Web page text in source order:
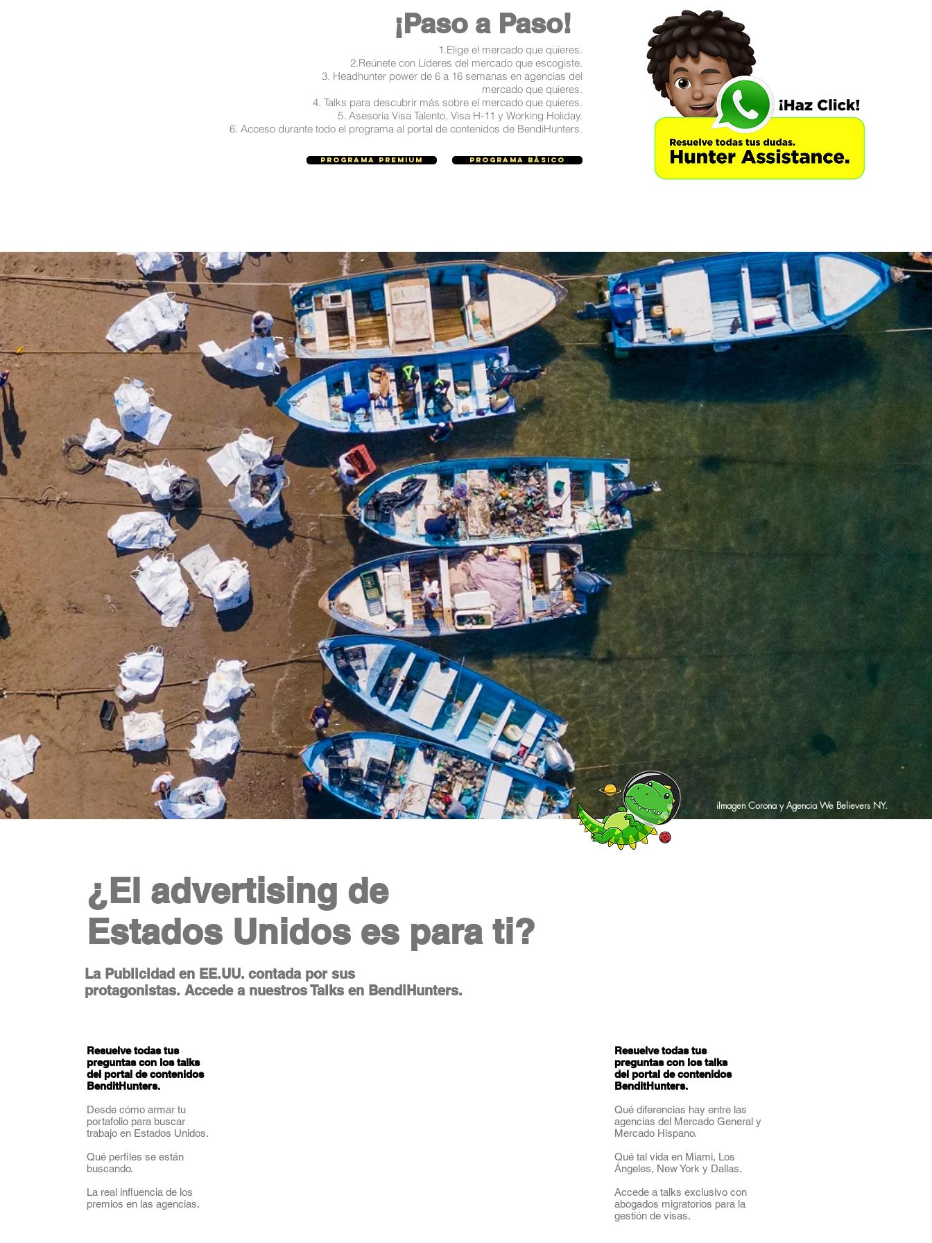
¡​Paso a Paso!
1.Elige el mercado que quieres.
2.Reúnete con Líderes del mercado que escogiste​.
3. Headhunter power de 6 a 16 semanas en agencias del
mercado que quieres.
4. Talks para descubrir más sobre el mercado que quieres.
5. Asesoría Visa Talento, Visa H-11 y Working Holiday.
6. Acceso durante todo el programa al portal de contenidos de BendiHunters.
Programa Premium Programa Básico
iImagen Corona y Agencia We Believers NY.
¿El advertising de
Estados Unidos es para ti?
La Publicidad en EE.UU. contada por sus
protagonistas. Accede a nuestros Talks en BendiHunters.
Resuelve todas tus
preguntas con los talks
del portal de contenidos
BenditHunters.
Desde cómo armar tu
portafolio para buscar
trabajo en Estados Unidos.
Qué perfiles se están
buscando.
La real influencia de los
premios en las agencias.
Resuelve todas tus
preguntas con los talks
del portal de contenidos
BenditHunters.
Qué diferencias hay entre las
agencias del Mercado General y
Mercado Hispano.
Qué tal vida en Miami, Los
Ángeles, New York y Dallas.
Accede a talks exclusivo con
abogados migratorios para la
gestión de visas.